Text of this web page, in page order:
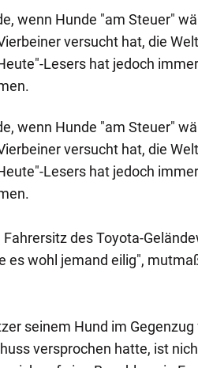
wenn Hunde "am Steuer"
versucht hat, die
Lesers hat jedoch
wenn Hunde "am Steuer"
versucht hat, die
Lesers hat jedoch
des Toyota-
es wohl jemand eilig",
seinem Hund im
versprochen hatte, ist